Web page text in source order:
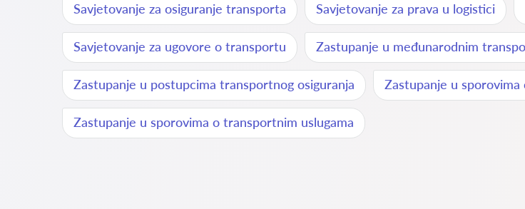
Savjetovanje za osiguranje transporta Savjetovanje za prava u logistici
Savjetovanje za ugovore o transportu Zastupanje u međunarodnim
Zastupanje u postupcima transportnog osiguranja Zastupanje u
Zastupanje u sporovima o transportnim uslugama